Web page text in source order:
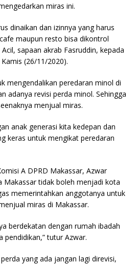
miras ini.
dinaikan dan izinnya yang harus
maupun resto bisa dikontrol
sapaan akrab Fasruddin, kepada
(26/11/2020).
mengendalikan peredaran minol di
adanya revisi perda minol. Sehingga
menjual miras.
anak generasi kita kedepan dan
keras untuk mengikat peredaran
A DPRD Makassar, Azwar
Makassar tidak boleh menjadi kota
memerintahkan anggotanya untuk
miras di Makassar.
berdekatan dengan rumah ibadah
pendidikan,” tutur Azwar.
yang ada jangan lagi direvisi,